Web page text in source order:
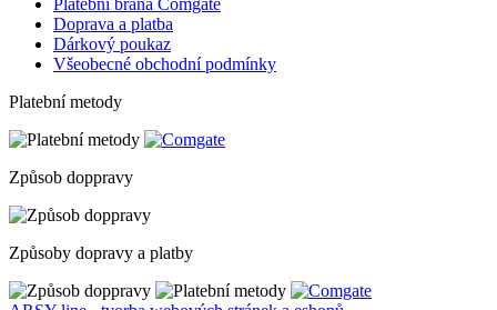
Platební brána Comgate
Doprava a platba
Dárkový poukaz
Všeobecné obchodní podmínky
Platební metody
Způsob doppravy
Způsoby dopravy a platby